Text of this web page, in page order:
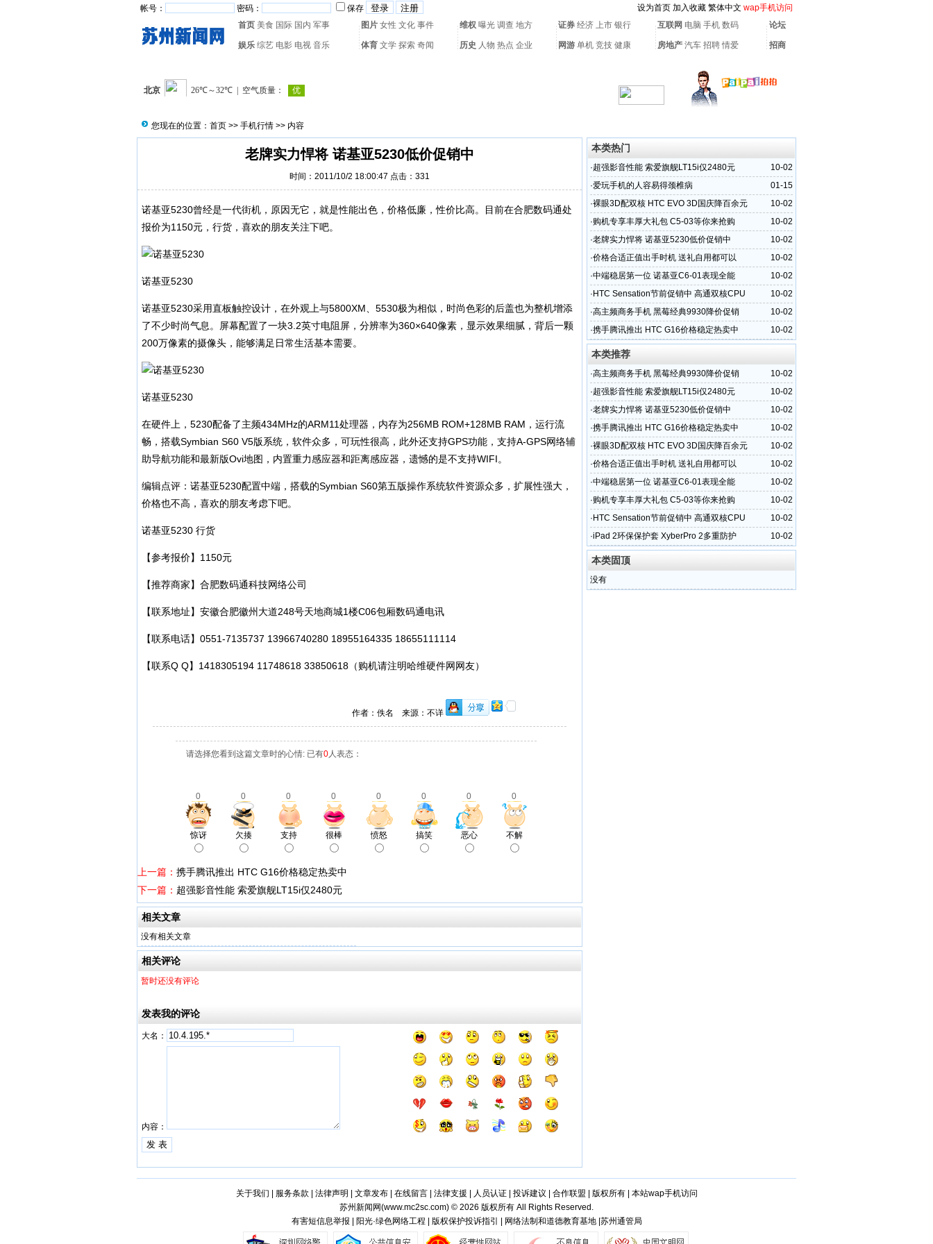
帐号： 密码： 保存 设为首页 加入收藏 繁体中文 wap手机访问
首页 美食 国际 国内 军事 图片 女性 文化 事件 维权 曝光 调查 地方 证券 经济 上市 银行 互联网 电脑 手机 数码 论坛
娱乐 综艺 电影 电视 音乐 体育 文学 探索 奇闻 历史 人物 热点 企业 网游 单机 竞技 健康 房地产 汽车 招聘 情爱 招商
您现在的位置： 首页 >> 手机行情 >> 内容
老牌实力悍将 诺基亚5230低价促销中
时间：2011/10/2 18:00:47 点击： 331
诺基亚5230曾经是一代街机，原因无它，就是性能出色，价格低廉，性价比高。目前在合肥数码通处
报价为1150元，行货，喜欢的朋友关注下吧。
诺基亚5230
诺基亚5230采用直板触控设计，在外观上与5800XM、5530极为相似，时尚色彩的后盖也为整机增添
了不少时尚气息。屏幕配置了一块3.2英寸电阻屏，分辨率为360×640像素，显示效果细腻，背后一颗
200万像素的摄像头，能够满足日常生活基本需要。
诺基亚5230
在硬件上，5230配备了主频434MHz的ARM11处理器，内存为256MB ROM+128MB RAM，运行流
畅，搭载Symbian S60 V5版系统，软件众多，可玩性很高，此外还支持GPS功能，支持A-GPS网络辅
助导航功能和最新版Ovi地图，内置重力感应器和距离感应器，遗憾的是不支持WIFI。
编辑点评：诺基亚5230配置中端，搭载的Symbian S60第五版操作系统软件资源众多，扩展性强大，
价格也不高，喜欢的朋友考虑下吧。
诺基亚5230 行货
【参考报价】1150元
【推荐商家】合肥数码通科技网络公司
【联系地址】安徽合肥徽州大道248号天地商城1楼C06包厢数码通电讯
【联系电话】0551-7135737 13966740280 18955164335 18655111114
【联系Q Q】1418305194 11748618 33850618（购机请注明哈维硬件网网友）
作者：佚名 来源：不详
请选择您看到这篇文章时的心情: 已有0人表态：
0 0 0 0 0 0 0 0
惊讶 欠揍 支持 很棒 愤怒 搞笑 恶心 不解
上一篇： 携手腾讯推出 HTC G16价格稳定热卖中
下一篇： 超强影音性能 索爱旗舰LT15i仅2480元
相关文章
没有相关文章
相关评论
暂时还没有评论
发表我的评论
大名：
内容：
本类热门
10-02
·超强影音性能 索爱旗舰LT15i仅2480元
01-15
·爱玩手机的人容易得颈椎病
10-02
·裸眼3D配双核 HTC EVO 3D国庆降百余元
10-02
·购机专享丰厚大礼包 C5-03等你来抢购
10-02
·老牌实力悍将 诺基亚5230低价促销中
10-02
·价格合适正值出手时机 送礼自用都可以
10-02
·中端稳居第一位 诺基亚C6-01表现全能
10-02
· HTC Sensation节前促销中 高通双核CPU
10-02
·高主频商务手机 黑莓经典9930降价促销
10-02
·携手腾讯推出 HTC G16价格稳定热卖中
本类推荐
10-02
·高主频商务手机 黑莓经典9930降价促销
10-02
·超强影音性能 索爱旗舰LT15i仅2480元
10-02
·老牌实力悍将 诺基亚5230低价促销中
10-02
·携手腾讯推出 HTC G16价格稳定热卖中
10-02
·裸眼3D配双核 HTC EVO 3D国庆降百余元
10-02
·价格合适正值出手时机 送礼自用都可以
10-02
·中端稳居第一位 诺基亚C6-01表现全能
10-02
·购机专享丰厚大礼包 C5-03等你来抢购
10-02
· HTC Sensation节前促销中 高通双核CPU
10-02
·iPad 2环保保护套 XyberPro 2多重防护
本类固顶
没有
关于我们 服务条款 法律声明 文章发布| 在线留言| 法律支援 人员认证| 投诉建议 合作联盟 版权所有| 本站wap手机访问
苏州新闻网(www.mc2sc.com) © 2026 版权所有 All Rights Reserved.
有害短信息举报 | 阳光·绿色网络工程 | 版权保护投诉指引 | 网络法制和道德教育基地 |苏州通管局